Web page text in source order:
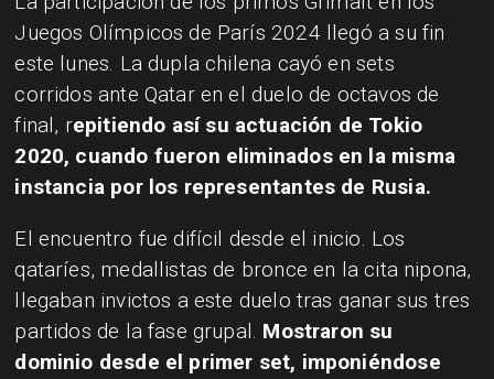
Juegos Olímpicos de París 2024 llegó a su fin
este lunes. La dupla chilena cayó en sets
corridos ante Qatar en el duelo de octavos de
final, repitiendo así su actuación de Tokio
2020, cuando fueron eliminados en la misma
instancia por los representantes de Rusia.
El encuentro fue difícil desde el inicio. Los
qataríes, medallistas de bronce en la cita nipona,
llegaban invictos a este duelo tras ganar sus tres
partidos de la fase grupal. Mostraron su
dominio desde el primer set, imponiéndose